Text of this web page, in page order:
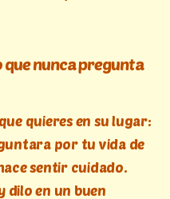
que nunca pregunta
quieres en su lugar:
por tu vida de
sentir cuidado.
dilo en un buen